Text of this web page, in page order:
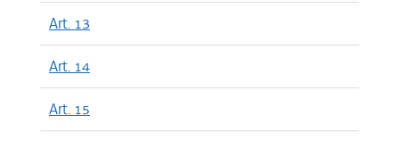
Art. 13
Art. 14
Art. 15